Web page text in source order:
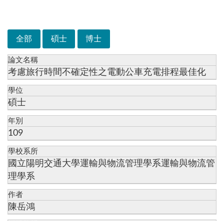
全部 碩士 博士
論文名稱
考慮旅行時間不確定性之電動公車充電排程最佳化
學位
碩士
年別
109
學校系所
國立陽明交通大學運輸與物流管理學系運輸與物流管
理學系
作者
陳岳鴻